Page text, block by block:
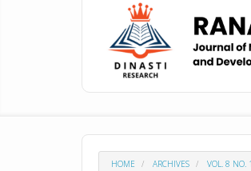
HOME ARCHIVES VOL. 8 NO.